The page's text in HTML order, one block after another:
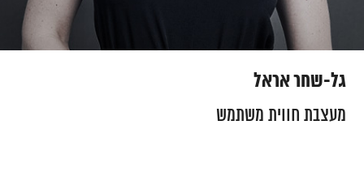
גל-שחר אראל
מעצבת חווית משתמש